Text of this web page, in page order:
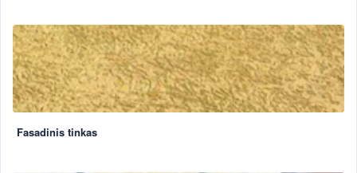
Fasadinis tinkas